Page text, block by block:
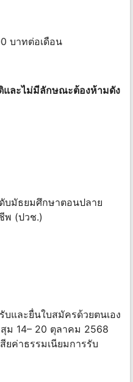
บาทต่อเดือน
ละไม่มีลักษณะต้องห้ามดัง
บมัธยมศึกษาตอนปลาย
พ (ปวช.)
และยื่นใบสมัครด้วยตนเอง
ม 14– 20 ตุลาคม 2568
ยค่าธรรมเนียมการรับ